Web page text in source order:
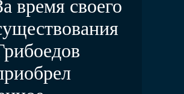
время своего